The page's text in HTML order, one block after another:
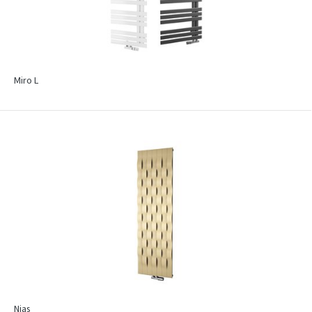
Miro L
Nias